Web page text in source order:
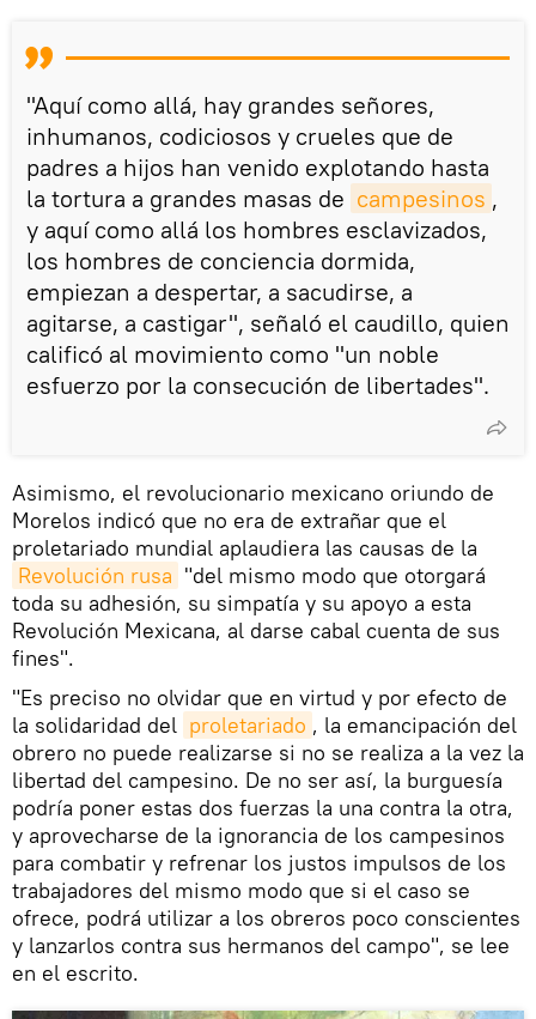
"Aquí como allá, hay grandes señores,
inhumanos, codiciosos y crueles que de
padres a hijos han venido explotando hasta
la tortura a grandes masas de campesinos ,
y aquí como allá los hombres esclavizados,
los hombres de conciencia dormida,
empiezan a despertar, a sacudirse, a
agitarse, a castigar", señaló el caudillo, quien
calificó al movimiento como "un noble
esfuerzo por la consecución de libertades".
Asimismo, el revolucionario mexicano oriundo de
Morelos indicó que no era de extrañar que el
proletariado mundial aplaudiera las causas de la
Revolución rusa "del mismo modo que otorgará
toda su adhesión, su simpatía y su apoyo a esta
Revolución Mexicana, al darse cabal cuenta de sus
fines".
"Es preciso no olvidar que en virtud y por efecto de
la solidaridad del proletariado , la emancipación del
obrero no puede realizarse si no se realiza a la vez la
libertad del campesino. De no ser así, la burguesía
podría poner estas dos fuerzas la una contra la otra,
y aprovecharse de la ignorancia de los campesinos
para combatir y refrenar los justos impulsos de los
trabajadores del mismo modo que si el caso se
ofrece, podrá utilizar a los obreros poco conscientes
y lanzarlos contra sus hermanos del campo", se lee
en el escrito.